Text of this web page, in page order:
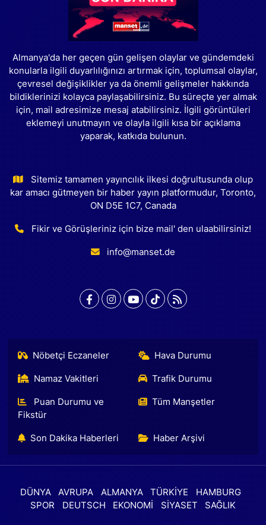
Almanya'da her geçen gün gelişen olaylar ve gündemdeki
konularla ilgili duyarlılığınızı artırmak için, toplumsal olaylar,
çevresel değişiklikler ya da önemli gelişmeler hakkında
bildiklerinizi kolayca paylaşabilirsiniz. Bu süreçte yer almak
için, mail adresimize mesaj atabilirsiniz. İlgili görüntüleri
eklemeyi unutmayın ve olayla ilgili kısa bir açıklama
yaparak, katkıda bulunun.
Sitemiz tamamen yayıncılık ilkesi doğrultusunda olup
kar amacı gütmeyen bir haber yayın platformudur, Toronto,
ON D5E 1C7, Canada
Fikir ve Görüşleriniz için bize mail' den ulaabilirsiniz!
info@manset.de
Nöbetçi Eczaneler Hava Durumu
Namaz Vakitleri Trafik Durumu
Puan Durumu ve
Fikstür
Tüm Manşetler
Son Dakika Haberleri Haber Arşivi
DÜNYA AVRUPA ALMANYA TÜRKİYE
HAMBURG
SPOR
DEUTSCH EKONOMİ SİYASET SAĞLIK